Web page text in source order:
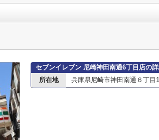
セブンイレブン 尼崎神田南通6丁目店の
所在地
兵庫県尼崎市神田南通６丁目